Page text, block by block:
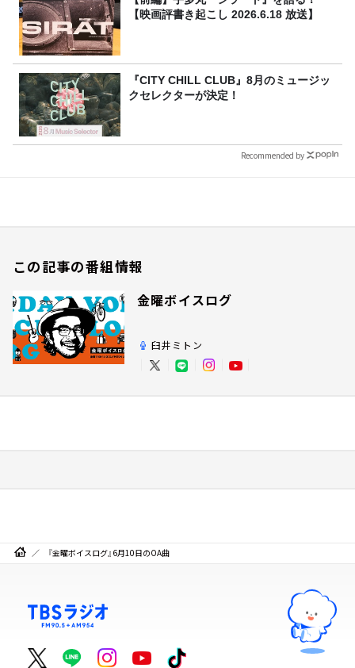
【映画評書き起こし 2026.6.18 放送】
『CITY CHILL CLUB』8月のミュージッ
クセレクターが決定！
Recommended by
この記事の番組情報
金曜ボイスログ
臼井ミトン
『金曜ボイスログ』6月10日のOA曲